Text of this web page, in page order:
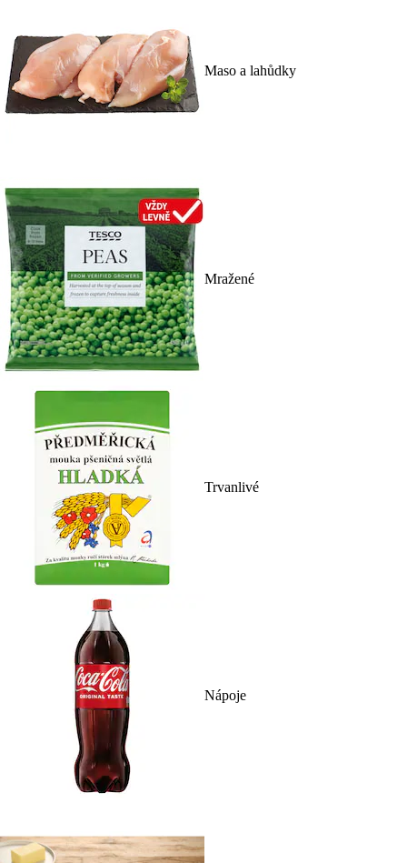
Maso a lahůdky
Mražené
Trvanlivé
Nápoje